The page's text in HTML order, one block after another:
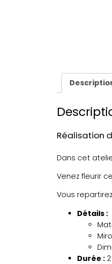
Réalisation
Dans cet
Venez fleurir
Vous
Détails :
Durée :